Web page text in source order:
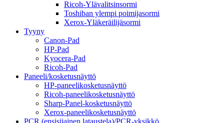
Ricoh-Ylävalitsinsormi
Toshiban ylempi poimijasormi
Xerox-Yläkeräilijäsormi
Tyyny
Canon-Pad
HP-Pad
Kyocera-Pad
Ricoh-Pad
Paneeli/kosketusnäyttö
HP-paneelikosketusnäyttö
Ricoh-paneelikosketusnäyttö
Sharp-Panel-kosketusnäyttö
Xerox-paneelikosketusnäyttö
PCR (ensisijainen lataustela)/PCR-yksikkö